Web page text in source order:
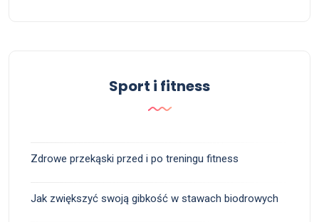
Sport i fitness
Zdrowe przekąski przed i po treningu fitness
Jak zwiększyć swoją gibkość w stawach biodrowych